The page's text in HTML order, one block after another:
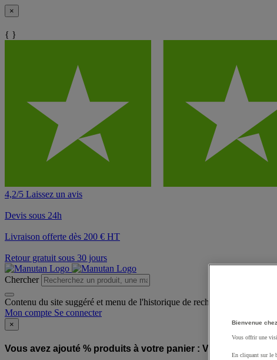
×
{ }
4,2/5 Laissez un avis
Devis sous 24h
Livraison offerte dès 200 € HT
Retour gratuit sous 30 jours
Chercher
Contenu du site suggéré et menu de l'historique de recherche
Mon compte Se connecter
×
Vous avez ajouté % produits à votre panier : Vous avez
Bienvenue
Vous offrir une
En cliquant sur le